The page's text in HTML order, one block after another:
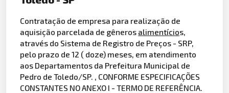
Contratação de empresa para realização de
aquisição parcelada de gêneros alimentícios,
através do Sistema de Registro de Preços - SRP,
pelo prazo de 12 ( doze) meses, em atendimento
aos Departamentos da Prefeitura Municipal de
Pedro de Toledo/SP. , CONFORME ESPECIFICAÇÕES
CONSTANTES NO ANEXO I - TERMO DE REFERÊNCIA.